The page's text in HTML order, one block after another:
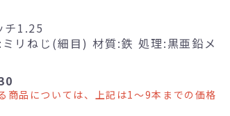
チ1.25
リねじ(細目) 材質:鉄 処理:黒亜鉛メ
商品については、上記は1～9本までの価格